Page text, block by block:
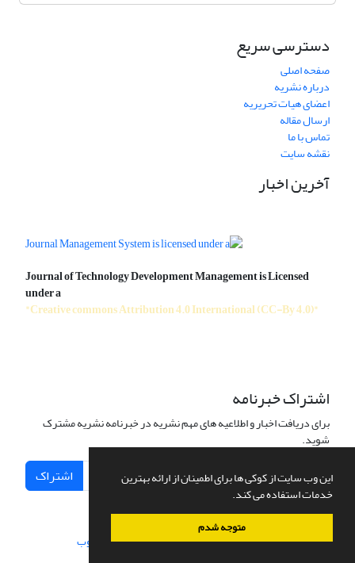
این وب سایت از کوکی ها برای اطمینان از ارائه بهترین
خدمات استفاده می کند.
متوجه شدم
دسترسی سریع
صفحه اصلی
درباره نشریه
اعضای هیات تحریریه
ارسال مقاله
تماس با ما
نقشه سایت
آخرین اخبار
Journal of Technology Development Management is Licensed
under a
"Creative commons Attribution 4.0 International (CC-By 4.0)"
اشتراک خبرنامه
برای دریافت اخبار و اطلاعیه های مهم نشریه در خبرنامه نشریه مشترک
شوید.
اشتراک
سامانه مدیریت نشریات علمی.طراحی و پیاده سازی از سیناوب